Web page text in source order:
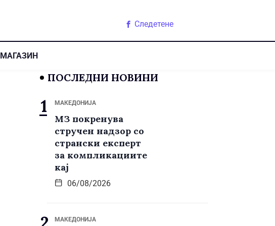
Следетене
МАГАЗИН
ПОСЛЕДНИ НОВИНИ
МАКЕДОНИЈА
МЗ покренува
стручен надзор со
странски експерт
за компликациите
кај
06/08/2026
МАКЕДОНИЈА